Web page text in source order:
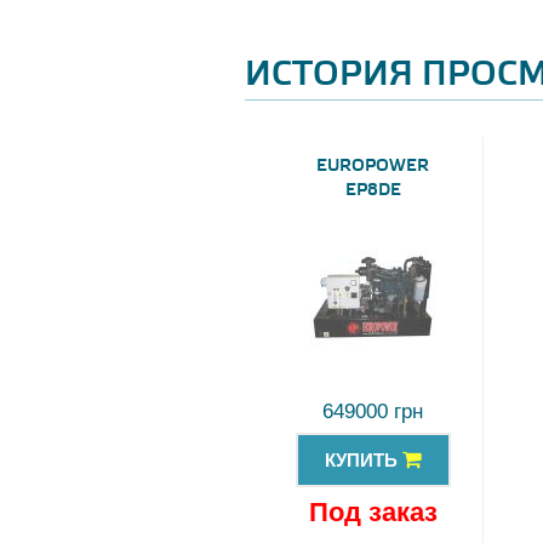
ИСТОРИЯ
EUROPOWER
EP8DE
649000 грн
КУПИТЬ
Под заказ